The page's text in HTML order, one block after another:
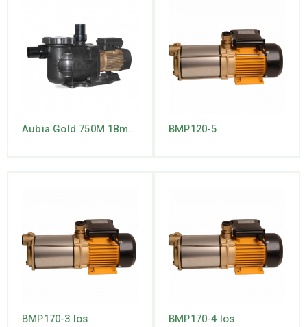
Aubia Gold 750M 18m3 230V BMP120-5
BMP170-3 los BMP170-4 los